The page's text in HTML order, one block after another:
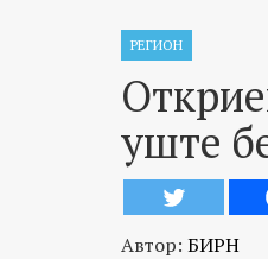
РЕГИОН
уште
Автор: БИРН